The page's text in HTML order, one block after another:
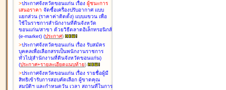
>ประกาศจังหวัดขอนแก่น เรื่อง ผู้ชนะการ
เสนอราคา จัดซื้อเครื่องปรับอากาศ แบบ
แยกส่วน (ราคาค่าติดตั้ง) แบบแขวน เพื่อ
ใช้ในราชการสำนักงานที่ดินจังหวัด
ขอนแก่น/สาขา ด้วยวิธีตลาดอิเล็กทรอนิกส์
(e-market) (ประกาศ)
>ประกาศจังหวัดขอนแก่น เรื่อง รับสมัคร
บุคคลเพื่อเลือกสรรเป็นพนักงานราชการ
ทั่วไป(สำนักงานที่ดินจังหวัดขอนแก่น)
(ประกาศ+รายละเอียดแนบท้าย)
>ประกาศจังหวัดขอนแก่น เรื่อง รายชื่อผู้มี
สิทธิเข้ารับการสอบคัดเลือก ผู้ขาดคุณ
สมบัติฯ และกำหนดวัน เวลา สถานที่ในการ